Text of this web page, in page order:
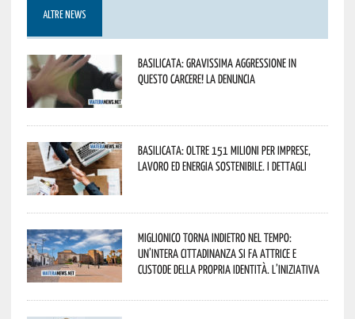
ALTRE NEWS
Basilicata: gravissima aggressione in
questo Carcere! La denuncia
Basilicata: oltre 151 milioni per imprese,
lavoro ed energia sostenibile. I dettagli
Miglionico torna indietro nel tempo:
un’intera cittadinanza si fa attrice e
custode della propria identità. L’iniziativa